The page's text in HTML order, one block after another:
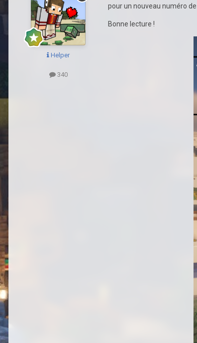
Helper
340
pour un nouveau numéro
Bonne lecture !